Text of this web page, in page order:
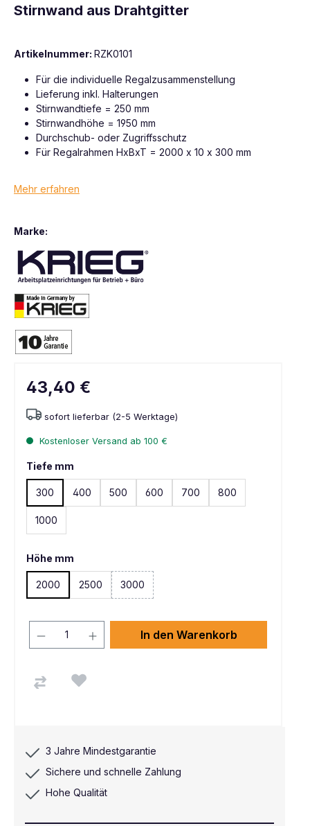
Stirnwand aus Drahtgitter
Artikelnummer: RZK0101
Für die individuelle Regalzusammenstellung
Lieferung inkl. Halterungen
Stirnwandtiefe = 250 mm
Stirnwandhöhe = 1950 mm
Durchschub- oder Zugriffsschutz
Für Regalrahmen HxBxT = 2000 x 10 x 300 mm
Mehr erfahren
Marke:
43,40 €
sofort lieferbar (2-5 Werktage)
Kostenloser Versand ab 100 €
Tiefe mm
300 400 500 600 700 800
1000
Höhe mm
2000 2500 3000
In den Warenkorb
3 Jahre Mindestgarantie
Sichere und schnelle Zahlung
Hohe Qualität